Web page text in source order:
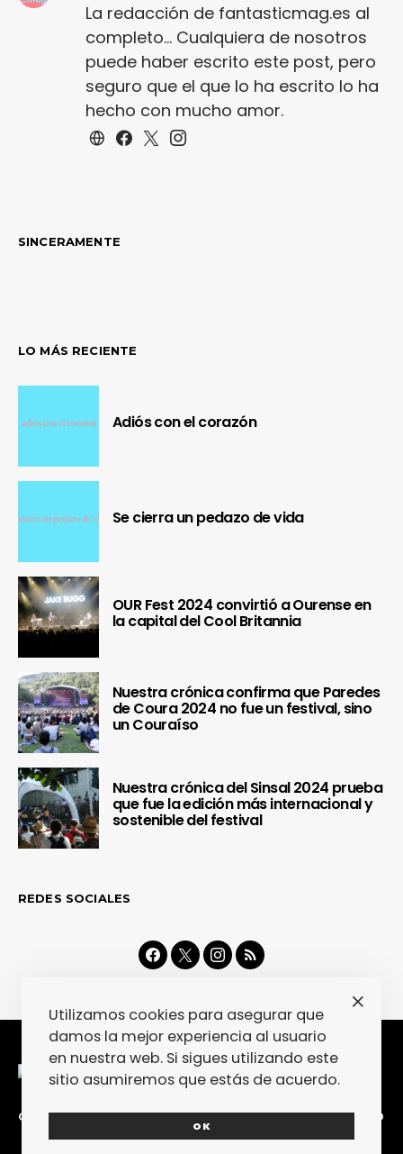
La redacción de fantasticmag.es al
completo... Cualquiera de nosotros
puede haber escrito este post, pero
seguro que el que lo ha escrito lo ha
hecho con mucho amor.
SINCERAMENTE
LO MÁS RECIENTE
Adiós con el corazón
Se cierra un pedazo de vida
OUR Fest 2024 convirtió a Ourense en
la capital del Cool Britannia
Nuestra crónica confirma que Paredes
de Coura 2024 no fue un festival, sino
un Couraíso
Nuestra crónica del Sinsal 2024 prueba
que fue la edición más internacional y
sostenible del festival
REDES SOCIALES
CONTACTA COLABORA POLÍTICA DE PRIVACIDAD
Utilizamos cookies para asegurar que
damos la mejor experiencia al usuario
en nuestra web. Si sigues utilizando este
sitio asumiremos que estás de acuerdo.
OK